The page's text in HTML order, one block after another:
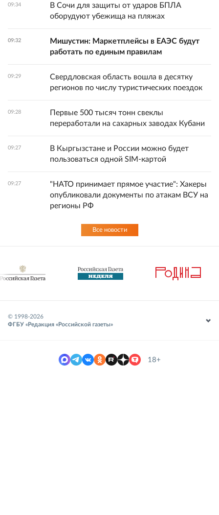
09:34
В Сочи для защиты от ударов БПЛА
оборудуют убежища на пляжах
09:32
Мишустин: Маркетплейсы в ЕАЭС будут
работать по единым правилам
09:29
Свердловская область вошла в десятку
регионов по числу туристических поездок
09:28
Первые 500 тысяч тонн свеклы
переработали на сахарных заводах Кубани
09:27
В Кыргызстане и России можно будет
пользоваться одной SIM-картой
09:27
"НАТО принимает прямое участие": Хакеры
опубликовали документы по атакам ВСУ на
регионы РФ
Все новости
© 1998-2026
ФГБУ «Редакция «Российской газеты»
18+